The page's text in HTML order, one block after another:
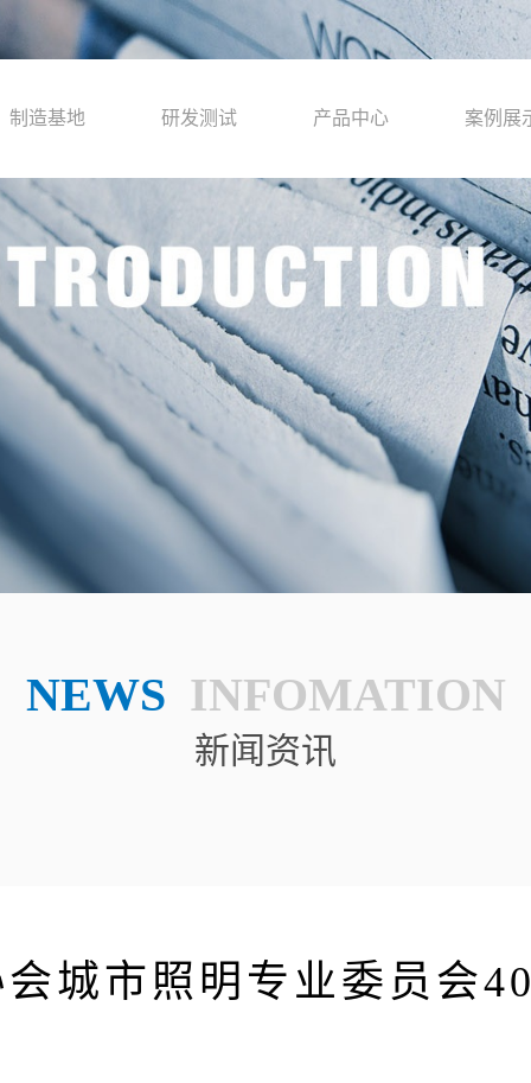
制造基地 研发测试 产品中心 案例展
NEWS INFOMATION
新闻资讯
城市照明专业委员会